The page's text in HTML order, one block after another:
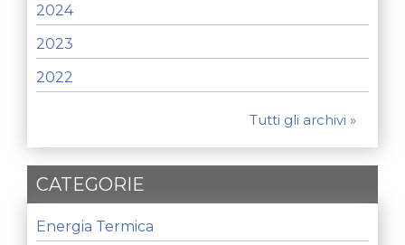
2024
2023
2022
Tutti gli archivi »
CATEGORIE
Energia Termica